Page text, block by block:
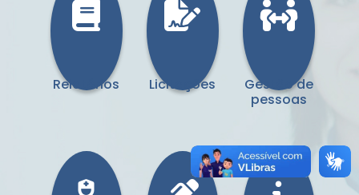
Relatórios Licitações
Gestão de
pessoas